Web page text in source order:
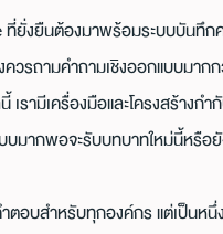
ยั่งยืนต้องมาพร้อมระบบบันทึกค
วรถามคำถามเชิงออกแบบมาก
เรามีเครื่องมือและโครงสร้างก
มากพอจะรับบทบาทใหม่นี้หรือ
ตอบสำหรับทุกองค์กร แต่เป็น